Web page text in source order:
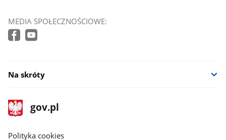
MEDIA SPOŁECZNOŚCIOWE:
Na skróty
stopka
gov.pl
Strona
gov.pl
gov.pl
Polityka cookies